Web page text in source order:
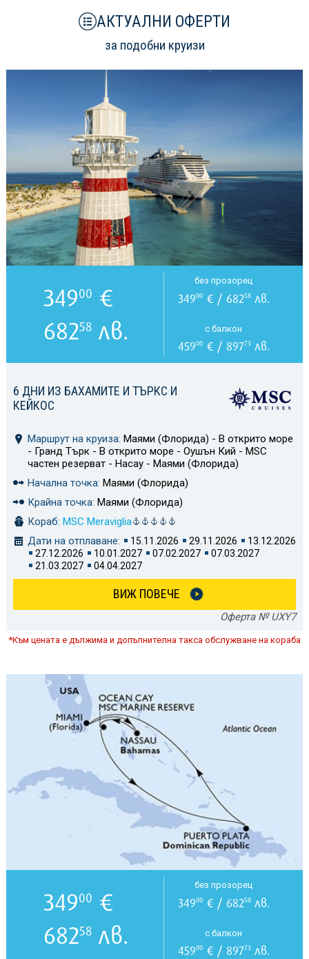
АКТУАЛНИ ОФЕРТИ
за подобни круизи
6 ДНИ ИЗ БАХАМИТЕ И ТЪРКС И
КЕЙКОС
Маршрут на круиза: Маями (Флорида) - В открито море
- Гранд Търк - В открито море - Оушън Кий - MSC
частен резерват - Насау - Маями (Флорида)
Начална точка: Маями (Флорида)
Крайна точка: Маями (Флорида)
Кораб: MSC Meraviglia
Дати на отплаване:
15.11.2026 29.11.2026
13.12.2026
27.12.2026
10.01.2027 07.02.2027
07.03.2027
21.03.2027
04.04.2027
ВИЖ ПОВЕЧЕ
Оферта № UXY7
34900 €
68258лв.
без прозорец
34900€ / 68258лв.
с балкон
45900€ / 89773лв.
*Към цената е дължима и допълнителна такса обслужване на кораба
34900 €
68258лв.
без прозорец
34900€ / 68258лв.
с балкон
45900€ / 89773лв.